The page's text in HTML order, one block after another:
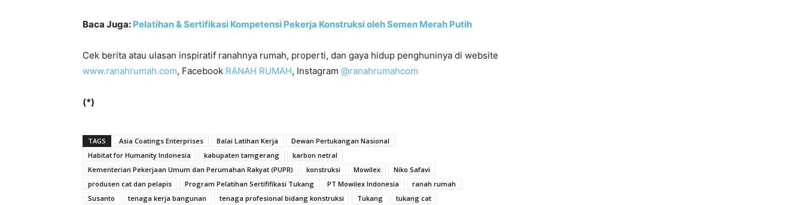
Baca Juga: Pelatihan & Sertifikasi Kompetensi Pekerja Konstruksi oleh Semen Merah Putih
Cek berita atau ulasan inspiratif ranahnya rumah, properti, dan gaya hidup penghuninya di website
www.ranahrumah.com, Facebook RANAH RUMAH, Instagram @ranahrumahcom
(*)
TAGS Asia Coatings Enterprises Balai Latihan Kerja
Dewan Pertukangan Nasional
Habitat for Humanity Indonesia
kabupaten tamgerang
karbon netral
Kementerian Pekerjaan Umum dan Perumahan Rakyat (PUPR)
konstruksi Mowilex
Niko Safavi
produsen cat dan pelapis
Program Pelatihan Sertififikasi Tukang PT Mowilex Indonesia
ranah rumah
Susanto
tenaga kerja bangunan tenaga profesional bidang konstruksi Tukang tukang cat